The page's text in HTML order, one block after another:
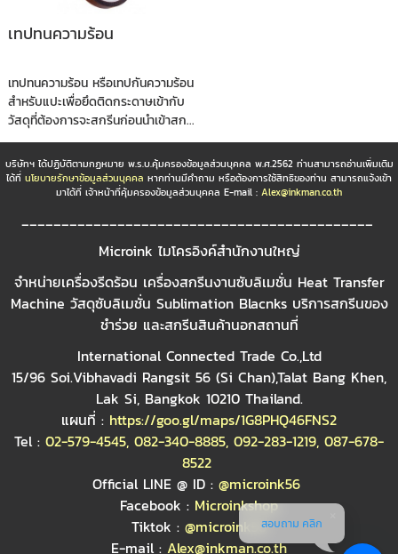
เทปทนความร้อน
เทปทนความร้อน หรือเทปกันความร้อน
สำหรับแปะเพื่อยึดติดกระดาษเข้ากับ
วัสดุที่ต้องการจะสกรีนก่อนนำเข้าสก...
บริษัทฯ ได้ปฏิบัติตามกฏหมาย พ.ร.บ.คุ้มครองข้อมูลส่วนบุคคล พ.ศ.2562 ท่านสามารถอ่านเพิ่มเติม
ได้ที่ นโยบายรักษาข้อมูลส่วนบุคคล หากท่านมีคำถาม หรือต้องการใช้สิทธิของท่าน สามารถแจ้งเข้า
มาได้ที่ เจ้าหน้าที่คุ้มครองข้อมูลส่วนบุคคล E-mail : Alex@inkman.co.th
____________________________________________
Microink ไมโครอิงค์สำนักงานใหญ่
จำหน่ายเครื่องรีดร้อน เครื่องสกรีนงานซับลิเมชั่น Heat Transfer
Machine วัสดุซับลิเมชั่น Sublimation Blacnks บริการสกรีนของ
ชำร่วย และสกรีนสินค้านอกสถานที่
International Connected Trade Co.,Ltd
15/96 Soi.Vibhavadi Rangsit 56 (Si Chan),Talat Bang Khen,
Lak Si, Bangkok 10210 Thailand.
แผนที่ : https://goo.gl/maps/1G8PHQ46FNS2
Tel : 02-579-4545, 082-340-8885, 092-283-1219, 087-678-
8522
Official LINE @ ID : @microink56
Facebook : Microinkshop
Tiktok : @microink56
E-mail : Alex@inkman.co.th
สอบถาม คลิก